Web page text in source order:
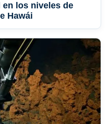
los niveles de
Hawái